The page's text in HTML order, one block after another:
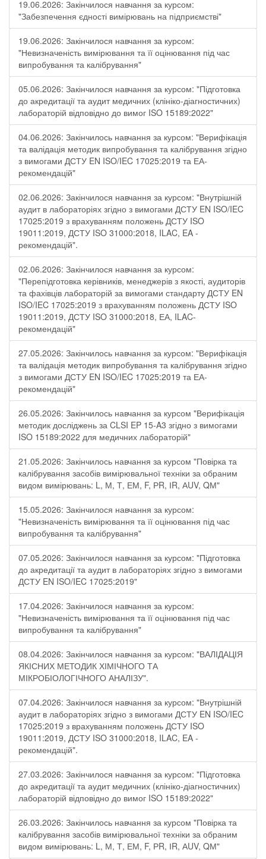
19.06.2026: Закінчилося навчання за курсом:
"Забезпечення єдності вимірювань на підприємстві"
19.06.2026: Закінчилося навчання за курсом:
"Невизначеність вимірювання та її оцінювання під час
випробування та калібрування"
05.06.2026: Закінчилося навчання за курсом: "Підготовка
до акредитації та аудит медичних (клініко-діагностичних)
лабораторій відповідно до вимог ISO 15189:2022"
04.06.2026: Закінчилось навчання за курсом: "Верифікація
та валідація методик випробування та калібрування згідно
з вимогами ДСТУ EN ISO/IEC 17025:2019 та ЕА-
рекомендацій"
02.06.2026: Закінчилося навчання за курсом: "Внутрішній
аудит в лабораторіях згідно з вимогами ДСТУ EN ISO/IEC
17025:2019 з врахуванням положень ДСТУ ISO
19011:2019, ДСТУ ISO 31000:2018, ILAC, EA -
рекомендацій".
02.06.2026: Закінчилося навчання за курсом:
"Перепідготовка керівників, менеджерів з якості, аудиторів
та фахівців лабораторій за вимогами стандарту ДСТУ EN
ISO/IEC 17025:2019 з врахуванням положень ДСТУ ISO
19011:2019, ДСТУ ISO 31000:2018, ЕА, ILAC-
рекомендацій"
27.05.2026: Закінчилось навчання за курсом: "Верифікація
та валідація методик випробування та калібрування згідно
з вимогами ДСТУ EN ISO/IEC 17025:2019 та ЕА-
рекомендацій"
26.05.2026: Закінчилось навчання за курсом "Верифікація
методик досліджень за CLSI EP 15-A3 згідно з вимогами
ISO 15189:2022 для медичних лабораторій"
21.05.2026: Закінчилось навчання за курсом "Повірка та
калібрування засобів вимірювальної техніки за обраним
видом вимірювань: L, М, Т, ЕМ, F, РR, ІR, АUV, QМ"
15.05.2026: Закінчилося навчання за курсом:
"Невизначеність вимірювання та її оцінювання під час
випробування та калібрування"
07.05.2026: Закінчилося навчання за курсом: "Підготовка
до акредитації та аудит в лабораторіях згідно з вимогами
ДСТУ EN ISO/IEC 17025:2019"
17.04.2026: Закінчилося навчання за курсом:
"Невизначеність вимірювання та її оцінювання під час
випробування та калібрування"
08.04.2026: Закінчилося навчання за курсом: "ВАЛІДАЦІЯ
ЯКІСНИХ МЕТОДИК ХІМІЧНОГО ТА
МІКРОБІОЛОГІЧНОГО АНАЛІЗУ".
07.04.2026: Закінчилося навчання за курсом: "Внутрішній
аудит в лабораторіях згідно з вимогами ДСТУ EN ISO/IEC
17025:2019 з врахуванням положень ДСТУ ISO
19011:2019, ДСТУ ISO 31000:2018, ILAC, EA -
рекомендацій".
27.03.2026: Закінчилося навчання за курсом: "Підготовка
до акредитації та аудит медичних (клініко-діагностичних)
лабораторій відповідно до вимог ISO 15189:2022"
26.03.2026: Закінчилось навчання за курсом "Повірка та
калібрування засобів вимірювальної техніки за обраним
видом вимірювань: L, М, Т, ЕМ, F, РR, ІR, АUV, QМ"